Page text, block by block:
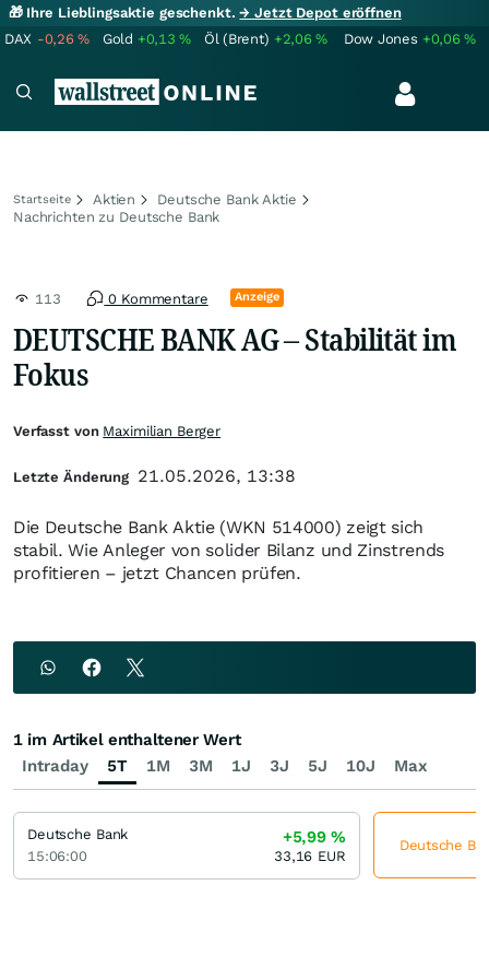
🎁 Ihre Lieblingsaktie geschenkt.→ Jetzt Depot eröffnen
DAX -0,26% Gold +0,13% Öl (Brent) +2,06% Dow Jones +0,06%
Startseite Aktien
Deutsche Bank Aktie
Nachrichten zu Deutsche Bank
113 0 Kommentare Anzeige
DEUTSCHE BANK AG – Stabilität im
Fokus
Die Deutsche Bank Aktie (WKN 514000) zeigt sich
stabil. Wie Anleger von solider Bilanz und Zinstrends
profitieren – jetzt Chancen prüfen.
Verfasst von Maximilian Berger
Letzte Änderung 21.05.2026, 13:38
Intraday 5T 1M 3M 1J 3J 5J 10J Max
1 im Artikel enthaltener Wert
Deutsche Bank
15:06:00
+5,99%
33,16 EUR
Deutsche